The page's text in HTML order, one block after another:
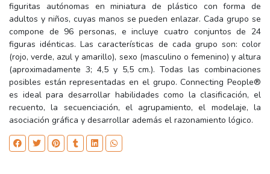
figuritas autónomas en miniatura de plástico con forma de
adultos y niños, cuyas manos se pueden enlazar. Cada grupo se
compone de 96 personas, e incluye cuatro conjuntos de 24
figuras idénticas. Las características de cada grupo son: color
(rojo, verde, azul y amarillo), sexo (masculino o femenino) y altura
(aproximadamente 3; 4,5 y 5,5 cm.). Todas las combinaciones
posibles están representadas en el grupo. Connecting People®
es ideal para desarrollar habilidades como la clasificación, el
recuento, la secuenciación, el agrupamiento, el modelaje, la
asociación gráfica y desarrollar además el razonamiento lógico.